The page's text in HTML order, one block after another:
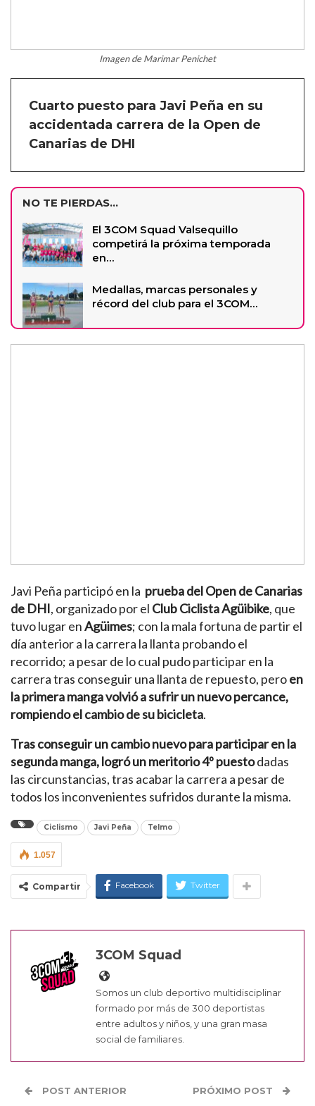
Imagen de Marimar Penichet
Cuarto puesto para Javi Peña en su
accidentada carrera de la Open de
Canarias de DHI
NO TE PIERDAS...
El 3COM Squad Valsequillo
competirá la próxima temporada
en…
Medallas, marcas personales y
récord del club para el 3COM…
Javi Peña participó en la prueba del Open de Canarias
de DHI, organizado por el Club Ciclista Agüibike, que
tuvo lugar enAgüimes; con la mala fortuna de partir el
día anterior a la carrera la llanta probando el
recorrido; a pesar de lo cual pudo participar en la
carrera tras conseguir una llanta de repuesto, peroen
la primera manga volvió a sufrir un nuevo percance,
rompiendo el cambio de su bicicleta.
Tras conseguir un cambio nuevo para participar en la
segunda manga, logró un meritorio 4º puestodadas
las circunstancias, tras acabar la carrera a pesar de
todos los inconvenientes sufridos durante la misma.
Ciclismo Javi Peña Telmo
1.057
Compartir Facebook Twitter
3COM Squad
Somos un club deportivo multidisciplinar
formado por más de 300 deportistas
entre adultos y niños, y una gran masa
social de familiares.
POST ANTERIOR PRÓXIMO POST